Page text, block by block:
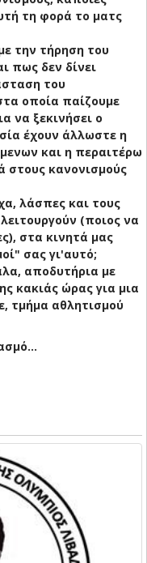
τη φορά το ματς
την τήρηση του
πως δεν δίνει
του
οποία παίζουμε
να ξεκινήσει ο
έχουν άλλωστε η
και η περαιτέρω
κανονισμούς
λάσπες και τους
(ποιος να
στα κινητά μας
σας γι'αυτό;
αποδυτήρια με
κακιάς ώρας για μια
τμήμα αθλητισμού